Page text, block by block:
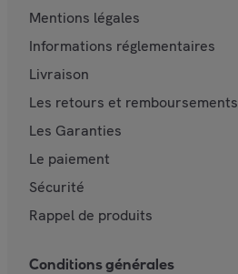
Mentions légales
Informations réglementaires
Livraison
Les retours et remboursements
Les Garanties
Le paiement
Sécurité
Rappel de produits
Conditions générales